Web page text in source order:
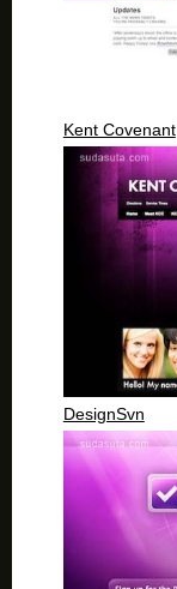
Kent Covenant
DesignSvn